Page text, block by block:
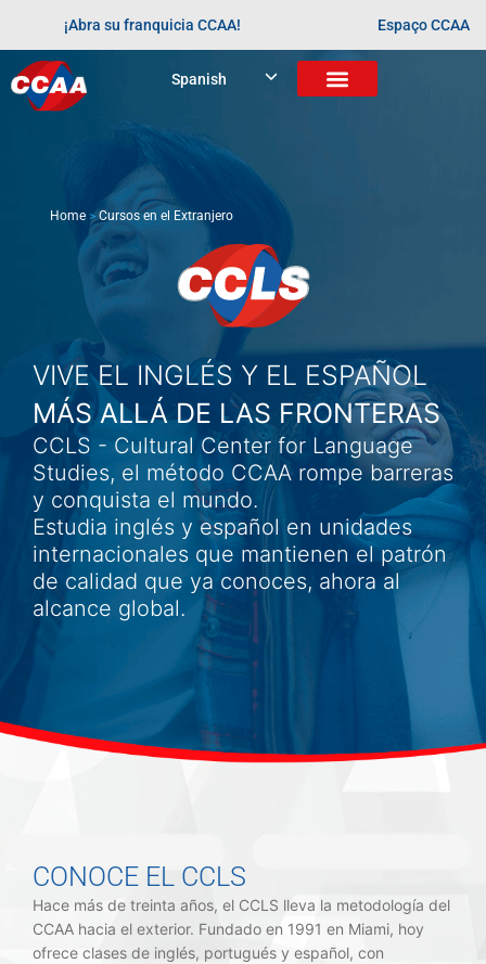
¡Abra su franquicia CCAA! Espaço CCAA
Spanish
Home > Cursos en el Extranjero
VIVE EL INGLÉS Y EL ESPAÑOL
MÁS ALLÁ DE LAS FRONTERAS
CCLS - Cultural Center for Language
Studies, el método CCAA rompe barreras
y conquista el mundo.
Estudia inglés y español en unidades
internacionales que mantienen el patrón
de calidad que ya conoces, ahora al
alcance global.
CONOCE EL CCLS
Hace más de treinta años, el CCLS lleva la metodología del
CCAA hacia el exterior. Fundado en 1991 en Miami, hoy
ofrece clases de inglés, portugués y español, con